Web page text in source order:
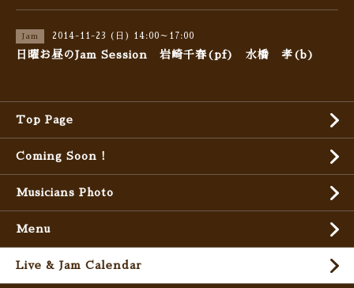
Jam 2014-11-23 (日) 14:00～17:00
日曜お昼のJam Session 岩崎千春(pf) 水橋 孝(b)
Top Page
Coming Soon !
Musicians Photo
Menu
Live & Jam Calendar